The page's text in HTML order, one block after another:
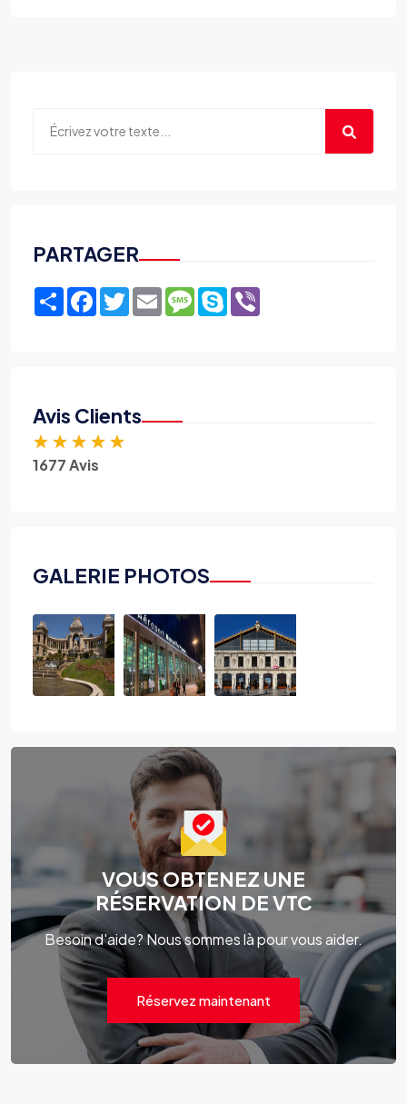
PARTAGER
ShareFacebook
TwitterEmailMessage
Skype
Avis Clients
★ ★ ★ ★ ★
1677 Avis
GALERIE PHOTOS
VOUS OBTENEZ UNE
RÉSERVATION DE VTC
Besoin d'aide? Nous sommes là pour vous aider.
Réservez maintenant